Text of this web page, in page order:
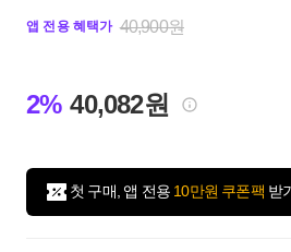
앱 전용 혜택가 40,900원
2% 40,082원
첫 구매, 앱 전용 10만원 쿠폰팩 받